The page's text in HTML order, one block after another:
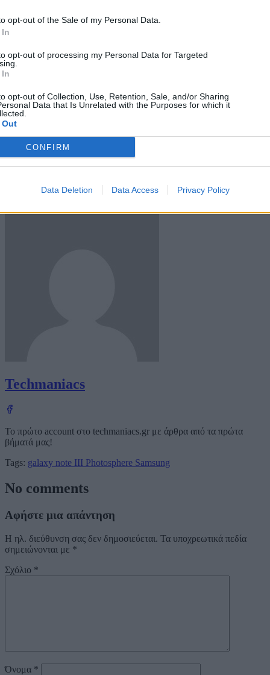
opt-out of the Sale of my Personal Data.
opt-out of processing my Personal Data for Targeted
opt-out of Collection, Use, Retention, Sale, and/or Sharing
Data that Is Unrelated with the Purposes for which it
CONFIRM
Data Deletion Data Access Privacy Policy
Techmaniacs
Το πρώτο account στο techmaniacs.gr με άρθρα από τα πρώτα
βήματά μας!
Tags: galaxy note III Photosphere Samsung
No comments
Αφήστε μια απάντηση
Η ηλ. διεύθυνση σας δεν δημοσιεύεται. Τα υποχρεωτικά πεδία
σημειώνονται με *
Σχόλιο *
Όνομα *